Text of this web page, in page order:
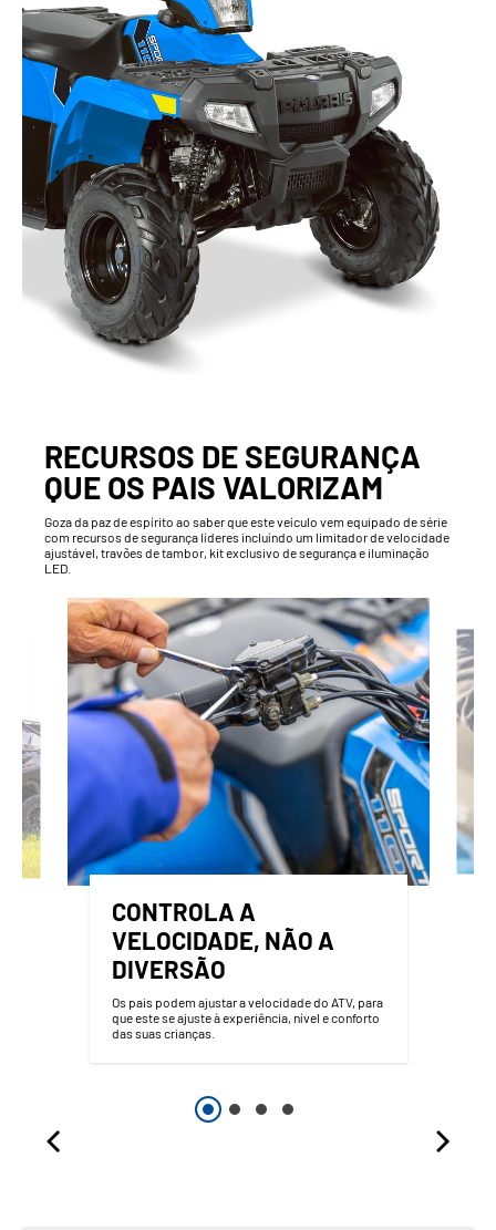
RECURSOS DE SEGURANÇA
QUE OS PAIS VALORIZAM
Goza da paz de espírito ao saber que este veículo vem equipado de série
com recursos de segurança líderes incluíndo um limitador de velocidade
ajustável, travões de tambor, kit exclusivo de segurança e iluminação
LED.
CONTROLA A
VELOCIDADE, NÃO A
DIVERSÃO
Os pais podem ajustar a velocidade do ATV, para
que este se ajuste à experiência, nível e conforto
das suas crianças.